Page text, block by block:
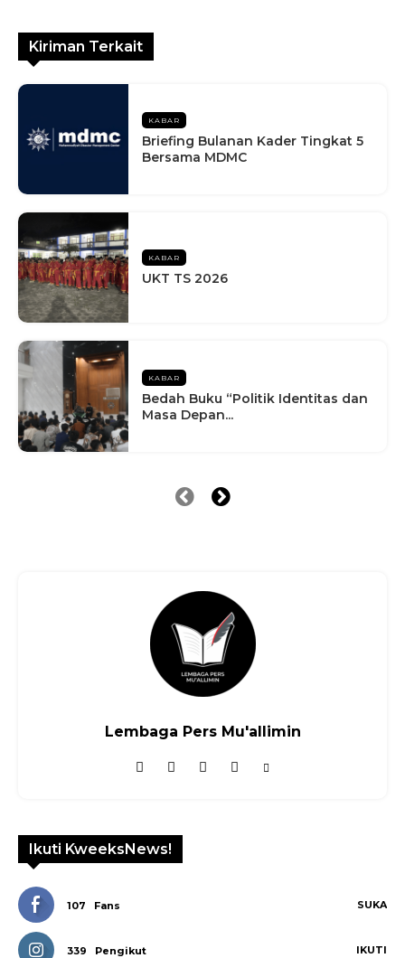
Kiriman Terkait
KABAR
Briefing Bulanan Kader Tingkat 5
Bersama MDMC
KABAR
UKT TS 2026
KABAR
Bedah Buku “Politik Identitas dan
Masa Depan...
Lembaga Pers Mu'allimin
Ikuti KweeksNews!
107 Fans SUKA
339 Pengikut IKUTI